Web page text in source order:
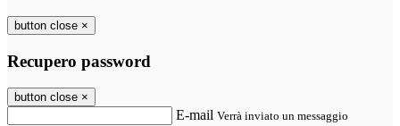
button close ×
Recupero password
button close ×
E-mail Verrà inviato un messaggio